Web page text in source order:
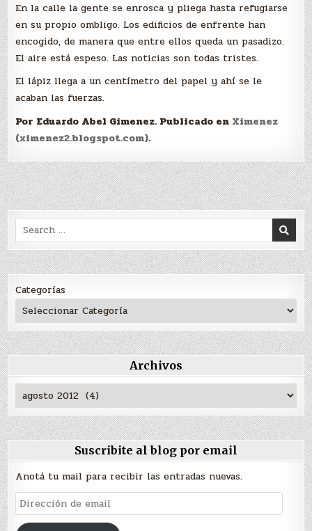
En la calle la gente se enrosca y pliega hasta refugiarse
en su propio ombligo. Los edificios de enfrente han
encogido, de manera que entre ellos queda un pasadizo.
El aire está espeso. Las noticias son todas tristes.
El lápiz llega a un centímetro del papel y ahí se le
acaban las fuerzas.
Por Eduardo Abel Gimenez. Publicado en Ximenez
(ximenez2.blogspot.com).
Search
for:
Categorías
Archivos
Archivos
Suscribite al blog por email
Anotá tu mail para recibir las entradas nuevas.
Dirección
de